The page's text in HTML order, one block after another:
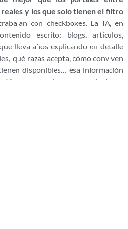
y los que solo tienen el filtro
con checkboxes. La IA, en
escrito: blogs, artículos,
lleva años explicando en detalle
qué razas acepta, cómo conviven
disponibles… esa información
IA usa para dar recomendaciones